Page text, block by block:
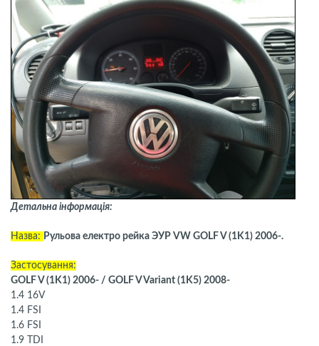
Детальна інформація:
Назва: Рульова електро рейка ЭУР VW GOLF V (1K1) 2006-.
Застосування:
GOLF V (1K1) 2006- / GOLF V Variant (1K5) 2008-
1.4 16V
1.4 FSI
1.6 FSI
1.9 TDI